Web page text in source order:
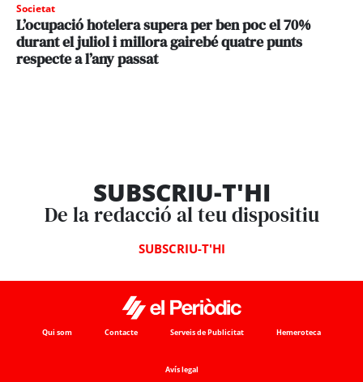
Societat
L’ocupació hotelera supera per ben poc el 70%
durant el juliol i millora gairebé quatre punts
respecte a l’any passat
SUBSCRIU-T'HI
De la redacció al teu dispositiu
SUBSCRIU-T'HI
Qui som Contacte Serveis de Publicitat Hemeroteca
Avís legal